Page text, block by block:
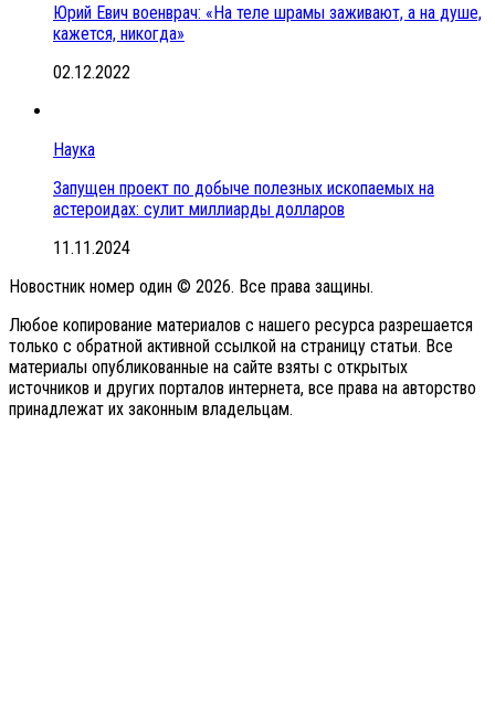
Юрий Евич военврач: «На теле шрамы заживают, а на душе,
кажется, никогда»
02.12.2022
Наука
Запущен проект по добыче полезных ископаемых на
астероидах: сулит миллиарды долларов
11.11.2024
Новостник номер один © 2026. Все права защины.
Любое копирование материалов с нашего ресурса разрешается
только с обратной активной ссылкой на страницу статьи. Все
материалы опубликованные на сайте взяты с открытых
источников и других порталов интернета, все права на авторство
принадлежат их законным владельцам.